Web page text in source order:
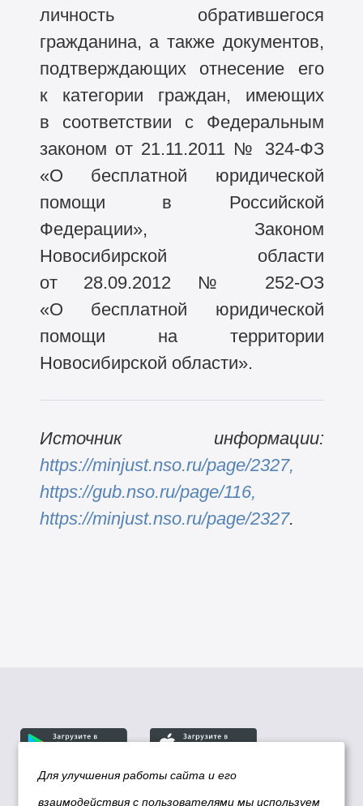
личность обратившегося
гражданина, а также документов,
подтверждающих отнесение его
к категории граждан, имеющих
в соответствии с Федеральным
законом от 21.11.2011 № 324-ФЗ
«О бесплатной юридической
помощи в Российской
Федерации», Законом
Новосибирской области
от 28.09.2012 № 252-ОЗ
«О бесплатной юридической
помощи на территории
Новосибирской области».
Источник информации:
https://minjust.nso.ru/page/2327,
https://gub.nso.ru/page/116,
https://minjust.nso.ru/page/2327.
Для улучшения работы сайта и его
взаимодействия с пользователями мы используем